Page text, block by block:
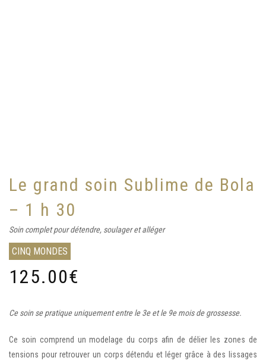
Le grand soin Sublime de Bola
– 1 h 30
Soin complet pour détendre, soulager et alléger
CINQ MONDES
125.00€
Ce soin se pratique uniquement entre le 3e et le 9e mois de grossesse.
Ce soin comprend un modelage du corps afin de délier les zones de
tensions pour retrouver un corps détendu et léger grâce à des lissages